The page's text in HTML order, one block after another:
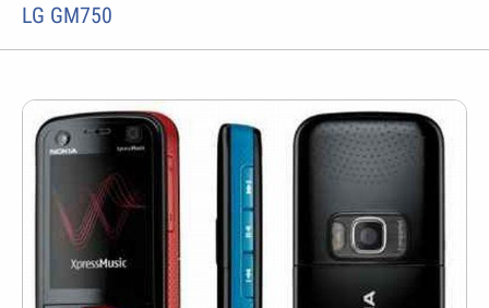
LG GM750